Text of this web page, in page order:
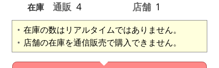
在庫
通販 4 店舗 1
在庫の数はリアルタイムではありません。
店舗の在庫を通信販売で購入できません。